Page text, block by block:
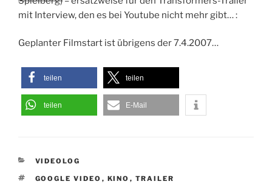
mit Interview, den es bei Youtube nicht mehr gibt… :
Geplanter Filmstart ist übrigens der 7.4.2007…
teilen teilen
teilen E-Mail
KATEGORIEN
VIDEOLOG
SCHLAGWÖRTER
GOOGLE VIDEO , KINO , TRAILER